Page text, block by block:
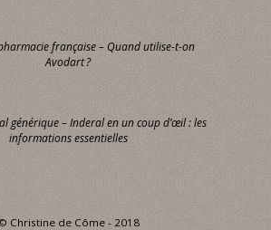
française – Quand utilise-t-on
Avodart ?
générique – Inderal en un coup d’œil : les
informations essentielles
Christine de Côme - 2018